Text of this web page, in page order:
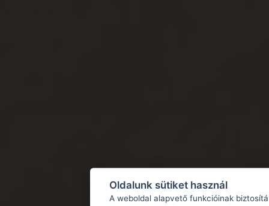
Oldalunk sütiket használ
A weboldal alapvető funkcióinak